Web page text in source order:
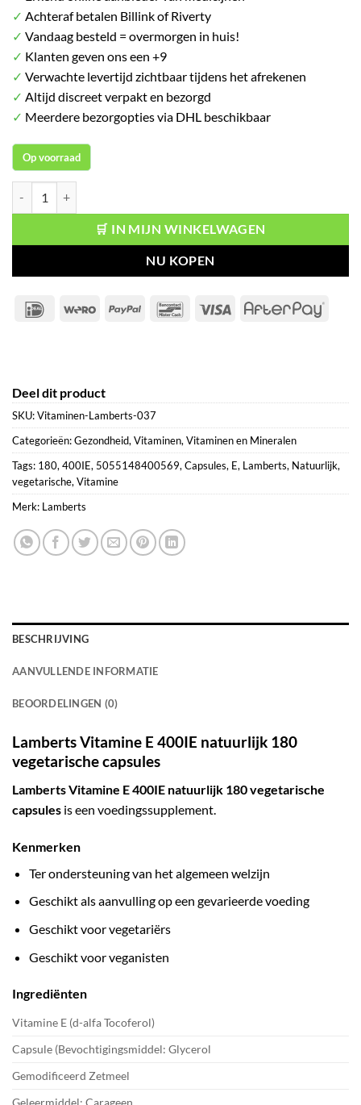
✓ Achteraf betalen Billink of Riverty
✓ Vandaag besteld = overmorgen in huis!
✓ Klanten geven ons een +9
✓ Verwachte levertijd zichtbaar tijdens het afrekenen
✓ Altijd discreet verpakt en bezorgd
✓ Meerdere bezorgopties via DHL beschikbaar
Op voorraad
🛒 IN MIJN WINKELWAGEN
NU KOPEN
IDeal Wero PayPal Bancontact
Visa
Deel dit product
SKU:Vitaminen-Lamberts-037
Categorieën:Gezondheid,Vitaminen,Vitaminen en Mineralen
Tags: 180,400IE, 5055148400569,Capsules, E, Lamberts, Natuurlijk,
vegetarische,Vitamine
Merk: Lamberts
BESCHRIJVING
AANVULLENDE INFORMATIE
BEOORDELINGEN (0)
Lamberts Vitamine E 400IE natuurlijk 180
vegetarische capsules
Lamberts Vitamine E 400IE natuurlijk 180 vegetarische
capsules is een voedingssupplement.
Kenmerken
Ter ondersteuning van het algemeen welzijn
Geschikt als aanvulling op een gevarieerde voeding
Geschikt voor vegetariërs
Geschikt voor veganisten
Ingrediënten
Vitamine E (d-alfa Tocoferol)
Capsule (Bevochtigingsmiddel: Glycerol
Gemodificeerd Zetmeel